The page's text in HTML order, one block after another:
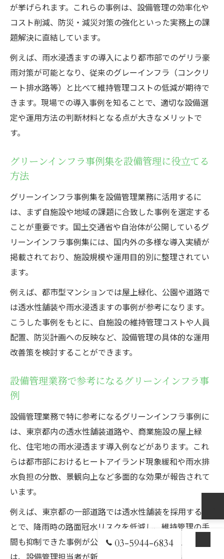
が挙げられます。これらの事例は、設備管理の効率化や
コスト削減、防災・減災対策の強化といった実務上の課
題解決に直結しています。
例えば、雨水浸透ますの導入により都市部でのゲリラ豪
雨対策が可能となり、従来のグレーインフラ（コンクリ
ート排水路等）と比べて維持管理コストの低減が期待で
きます。現場での導入事例を知ることで、適切な設備選
定や運用方法の判断材料となる点が大きなメリットで
す。
グリーンインフラ事例集を設備管理に役立てる
方法
グリーンインフラ事例集を設備管理業務に活用するに
は、まず自施設や地域の課題に合致した事例を選定する
ことが重要です。国土交通省や自治体が公開しているグ
リーンインフラ事例集には、国内外の多様な導入実績が
掲載されており、施設規模や運用目的別に整理されてい
ます。
例えば、都市型マンションでは屋上緑化、公園や道路で
は透水性舗装や雨水浸透ますの事例が参考になります。
こうした事例をもとに、自施設の維持管理コストや人員
配置、防災計画への反映など、設備管理の具体的な運用
改善策を検討することができます。
設備管理業務で参考になるグリーンインフラ事
例
設備管理業務で特に参考になるグリーンインフラ事例に
は、東京都内の透水性舗装道路や、商業施設の屋上緑
化、住宅地の雨水浸透ます導入例などがあります。これ
らは都市部におけるヒートアイランド現象緩和や雨水排
水負担の分散、景観向上など多面的な効果が報告されて
います。
例えば、東京都の一部道路では透水性舗装を採用するこ
とで、降雨時の路面冠水リスクを低減し、維持管理の手
間も抑制できた事例が公開されています。こうした実例
は、設備管理担当者が新規導入や改修時の判断材料とし
03-5944-6834